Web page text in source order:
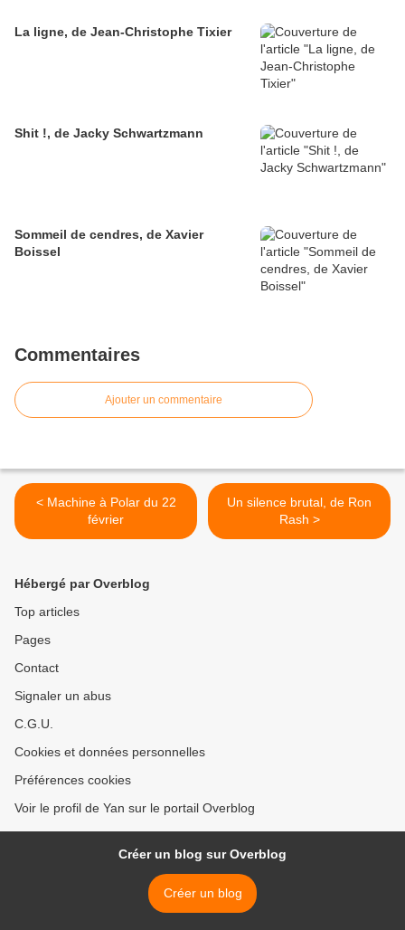
La ligne, de Jean-Christophe Tixier
Shit !, de Jacky Schwartzmann
Sommeil de cendres, de Xavier
Boissel
Commentaires
Ajouter un commentaire
< Machine à Polar du 22
février
Un silence brutal, de Ron
Rash >
Hébergé par Overblog
Top articles
Pages
Contact
Signaler un abus
C.G.U.
Cookies et données personnelles
Préférences cookies
Voir le profil de Yan sur le portail Overblog
Créer un blog sur Overblog
Créer un blog